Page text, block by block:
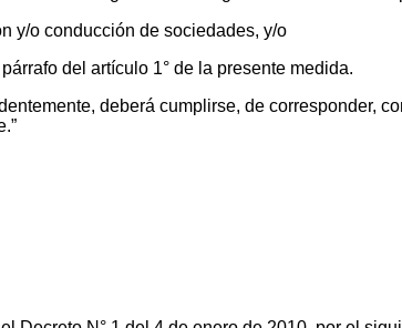
y/o conducción de sociedades, y/o
del artículo 1° de la presente medida.
deberá cumplirse, de corresponder,